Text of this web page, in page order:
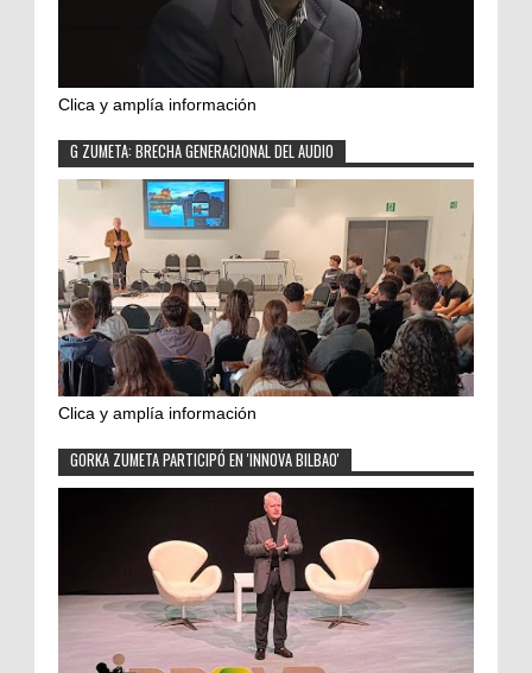
Clica y amplía información
G ZUMETA: BRECHA GENERACIONAL DEL AUDIO
Clica y amplía información
GORKA ZUMETA PARTICIPÓ EN 'INNOVA BILBAO'